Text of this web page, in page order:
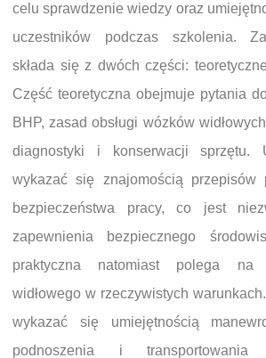
celu sprawdzenie wiedzy oraz
uczestników podczas szkolenia.
składa się z dwóch części:
Część teoretyczna obejmuje pytania
BHP, zasad obsługi wózków
diagnostyki i konserwacji sprzętu.
wykazać się znajomością przepisów
bezpieczeństwa pracy, co jest
zapewnienia bezpiecznego
praktyczna natomiast polega na
widłowego w rzeczywistych
wykazać się umiejętnością
podnoszenia i transportowania